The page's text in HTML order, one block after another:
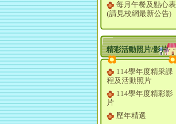
每月午餐及點心表
(請見校網最新公告)
精彩活動照片/影片
114學年度精采課
程及活動照片
114學年度精彩影
片
歷年精選